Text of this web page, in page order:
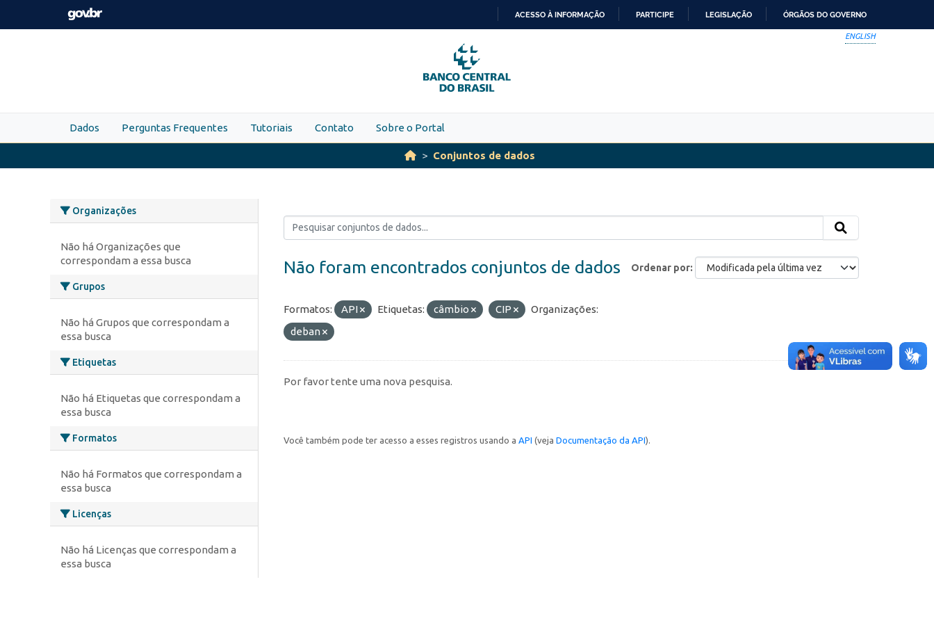
Skip to main content
PARA
O
CONTEÚDO
ACESSO À INFORMAÇÃO PARTICIPE LEGISLAÇÃO ÓRGÃOS DO GOVERNO
ENGLISH
Dados Perguntas Frequentes Tutoriais Contato Sobre o Portal
Conjuntos de dados
Organizações
Não há Organizações que
correspondam a essa busca
Grupos
Não há Grupos que correspondam a
essa busca
Etiquetas
Não há Etiquetas que correspondam a
essa busca
Formatos
Não há Formatos que correspondam a
essa busca
Licenças
Não há Licenças que correspondam a
essa busca
Ordenar por
Não foram encontrados conjuntos de dados
Formatos: API Etiquetas: câmbio CIP
Organizações:
deban
Por favor tente uma nova pesquisa.
Você também pode ter acesso a esses registros usando a API (veja Documentação da API).